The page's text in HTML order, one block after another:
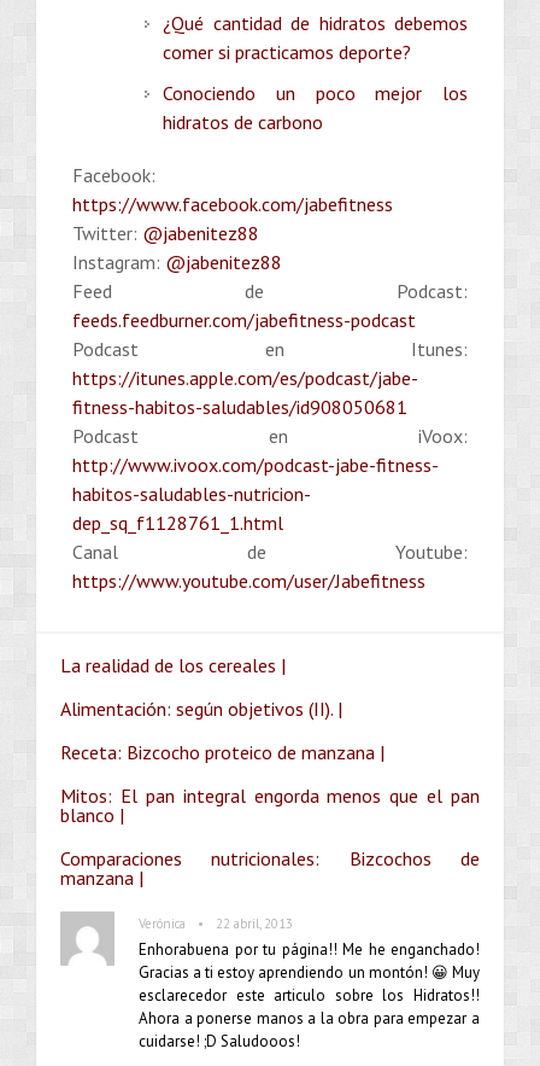
¿Qué cantidad de hidratos debemos
comer si practicamos deporte?
Conociendo un poco mejor los
hidratos de carbono
Facebook:
https://www.facebook.com/jabefitness
Twitter: @jabenitez88
Instagram: @jabenitez88
Feed de Podcast:
feeds.feedburner.com/jabefitness-podcast
Podcast en Itunes:
https://itunes.apple.com/es/podcast/jabe-
fitness-habitos-saludables/id908050681
Podcast en iVoox:
http://www.ivoox.com/podcast-jabe-fitness-
habitos-saludables-nutricion-
dep_sq_f1128761_1.html
Canal de Youtube:
https://www.youtube.com/user/Jabefitness
La realidad de los cereales |
Alimentación: según objetivos (II). |
Receta: Bizcocho proteico de manzana |
Mitos: El pan integral engorda menos que el pan
blanco |
Comparaciones nutricionales: Bizcochos de
manzana |
Verónica • 22 abril, 2013
Enhorabuena por tu página!! Me he enganchado!
Gracias a ti estoy aprendiendo un montón! 😀 Muy
esclarecedor este articulo sobre los Hidratos!!
Ahora a ponerse manos a la obra para empezar a
cuidarse! ;D Saludooos!